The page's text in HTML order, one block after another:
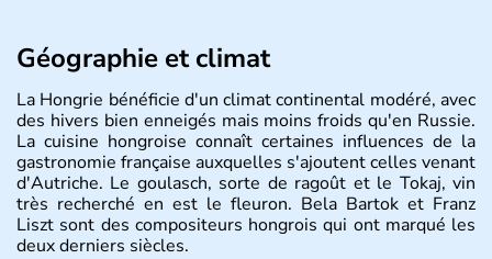
Géographie et climat
La Hongrie bénéficie d'un climat continental modéré, avec
des hivers bien enneigés mais moins froids qu'en Russie.
La cuisine hongroise connaît certaines influences de la
gastronomie française auxquelles s'ajoutent celles venant
d'Autriche. Le goulasch, sorte de ragoût et le Tokaj, vin
très recherché en est le fleuron. Bela Bartok et Franz
Liszt sont des compositeurs hongrois qui ont marqué les
deux derniers siècles.